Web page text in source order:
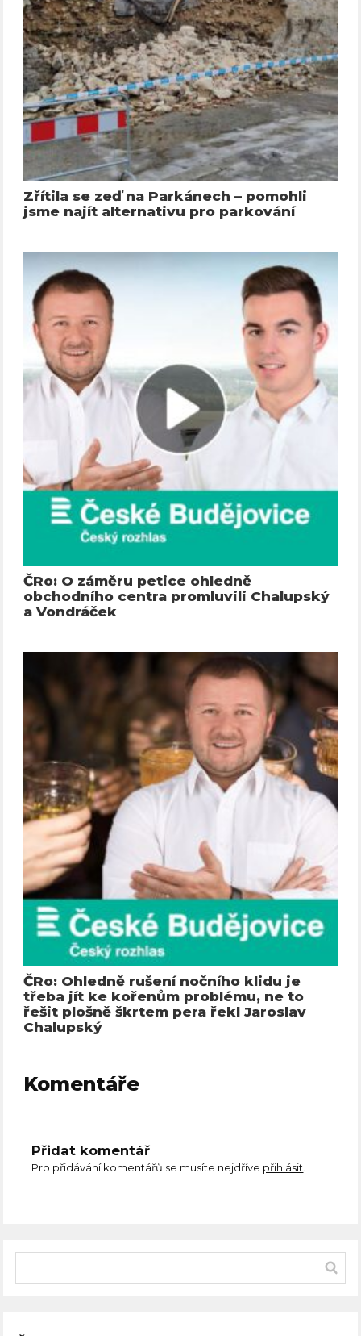
Zřítila se zeď na Parkánech – pomohli
jsme najít alternativu pro parkování
ČRo: O záměru petice ohledně
obchodního centra promluvili Chalupský
a Vondráček
ČRo: Ohledně rušení nočního klidu je
třeba jít ke kořenům problému, ne to
řešit plošně škrtem pera řekl Jaroslav
Chalupský
Komentáře
Přidat komentář
Pro přidávání komentářů se musíte nejdříve přihlásit.